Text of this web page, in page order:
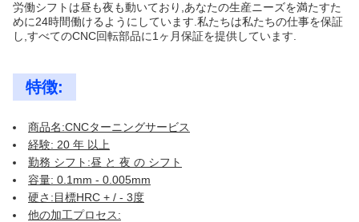
労働シフトは昼も夜も動いており,あなたの生産ニーズを満たすた
めに24時間働けるようにしています.私たちは私たちの仕事を保証
し,すべてのCNC回転部品に1ヶ月保証を提供しています.
特徴:
商品名:CNCターニングサービス
経験: 20 年 以上
勤務 シフト:昼 と 夜 の シフト
容量: 0.1mm - 0.005mm
硬さ:目標HRC + / - 3度
他の加工プロセス: